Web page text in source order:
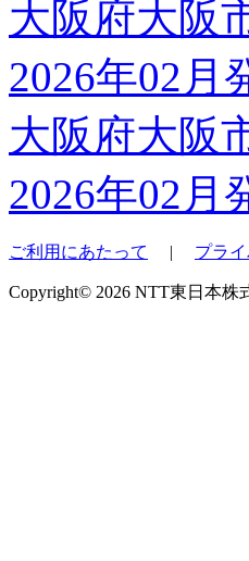
大阪府大阪
2026年02月
ご利用にあたって | プラ
Copyright© 2026 NTT東日本